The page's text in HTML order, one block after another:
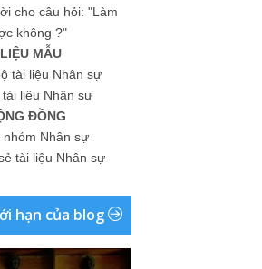
cho câu hỏi: "Làm
không ?"
MẪU
tài liệu Nhân sự
liệu Nhân sự
ĐỒNG
nhóm Nhân sự
tài liệu Nhân sự
hạn của blog